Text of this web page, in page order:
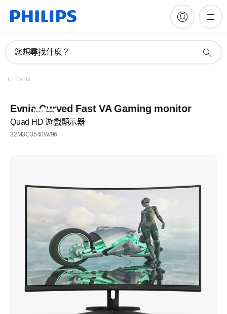
您想尋找什麼？
Evnia
Evnia Curved Fast VA Gaming monitor
Quad HD 遊戲顯示器
32M3C3540W/96